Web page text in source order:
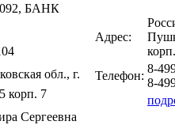
БАНК
обл., г.
корп. 7
Сергеевна
Адрес:
Телефон:
8-
8-